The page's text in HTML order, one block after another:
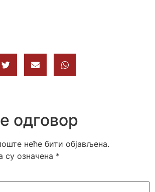
одговор
неће бити објављена.
означена *